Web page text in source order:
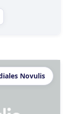
Novulis